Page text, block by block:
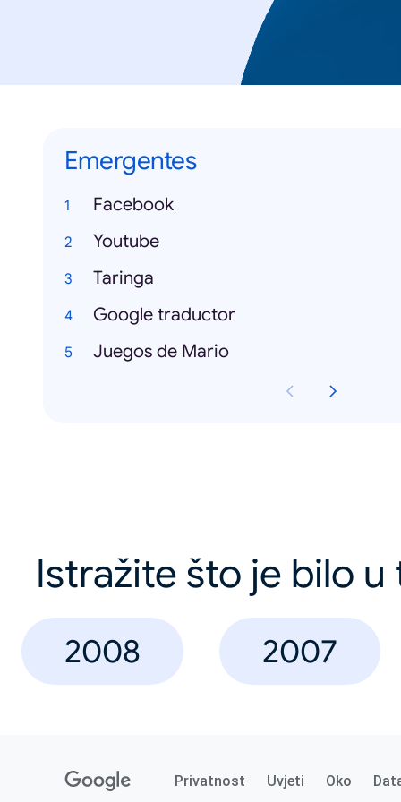
Emergentes
Facebook
Youtube
Taringa
Google traductor
Juegos de Mario
Istražite što je bilo
2008 2007
Privatnost Uvjeti Oko